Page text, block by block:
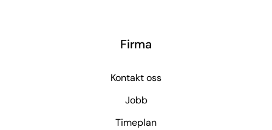
Firma
Kontakt oss
Jobb
Timeplan